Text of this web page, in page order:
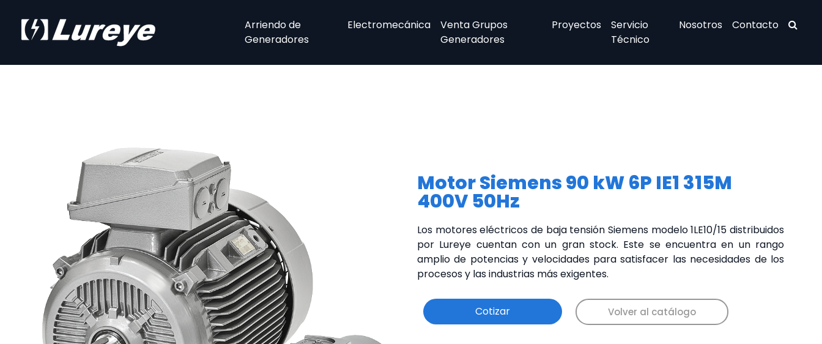
Arriendo de
Generadores
Electromecánica
Venta Grupos
Generadores
Proyectos
Servicio
Técnico
Nosotros Contacto
Motor Siemens 90 kW 6P IE1 315M
400V 50Hz
Los motores eléctricos de baja tensión Siemens modelo 1LE10/15 distribuidos
por Lureye cuentan con un gran stock. Este se encuentra en un rango
amplio de potencias y velocidades para satisfacer las necesidades de los
procesos y las industrias más exigentes.
Cotizar Volver al catálogo